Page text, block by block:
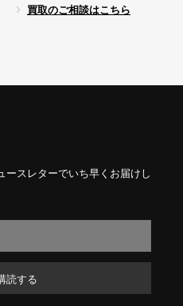
買取のご相談はこちら
ースレターでいち早くお届けし